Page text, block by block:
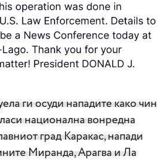
ги осуди нападите како чин
национална вонредна
град Каракас, напади
Миранда, Арагва и Ла